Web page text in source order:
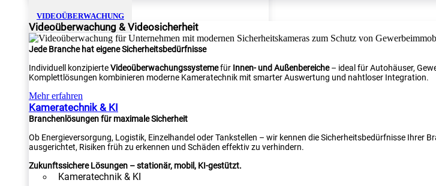
VIDEOÜBERWACHUNG
Videoüberwachung & Videosicherheit
Jede Branche hat eigene Sicherheitsbedürfnisse
Individuell konzipierteVideoüberwachungssystemefür Innen- und Außenbereiche– ideal für Autohäuser,
Komplettlösungen kombinieren moderne Kameratechnik mit smarter Auswertung und nahtloser Integration.
Mehr erfahren
Kameratechnik & KI
Branchenlösungen für maximale Sicherheit
Ob Energieversorgung, Logistik, Einzelhandel oder Tankstellen – wir kennen die Sicherheitsbedürfnisse Ihrer
ausgerichtet, Risiken früh zu erkennen und Schäden effektiv zu verhindern.
Zukunftssichere Lösungen – stationär, mobil, KI-gestützt.
Kameratechnik & KI